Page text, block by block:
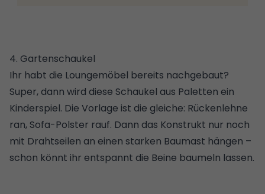
4. Gartenschaukel
Ihr habt die Loungemöbel bereits nachgebaut?
Super, dann wird diese Schaukel aus Paletten ein
Kinderspiel. Die Vorlage ist die gleiche: Rückenlehne
ran, Sofa-Polster rauf. Dann das Konstrukt nur noch
mit Drahtseilen an einen starken Baumast hängen –
schon könnt ihr entspannt die Beine baumeln lassen.